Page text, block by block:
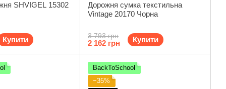
SHVIGEL 15302
Купити
Дорожня сумка текстильна
Vintage 20170 Чорна
3 793 грн
2 162 грн Купити
BackToSchool
−35%